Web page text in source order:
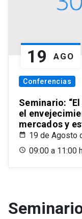
19 AGO
Conferencias
Seminario:
el
mercados y
19 de Agosto
09:00 a 11:00